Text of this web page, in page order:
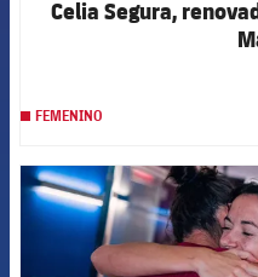
Celia Segura,
FEMENINO